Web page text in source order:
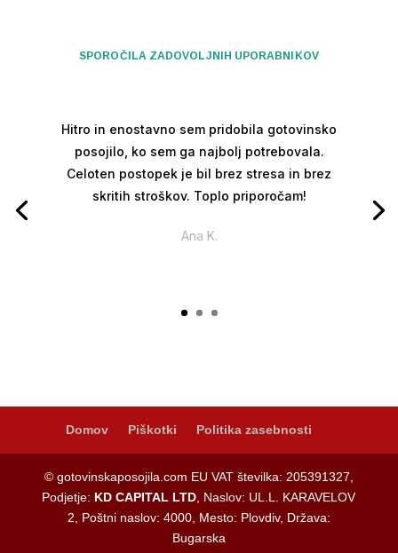
SPOROČILA ZADOVOLJNIH UPORABNIKOV
Hitro in enostavno sem pridobila gotovinsko
posojilo, ko sem ga najbolj potrebovala.
Celoten postopek je bil brez stresa in brez
skritih stroškov. Toplo priporočam!
Ana K.
Domov Piškotki Politika zasebnosti
© gotovinskaposojila.com EU VAT številka: 205391327,
Podjetje: KD CAPITAL LTD , Naslov: UL.L. KARAVELOV
2, Poštni naslov: 4000, Mesto: Plovdiv, Država:
Bugarska